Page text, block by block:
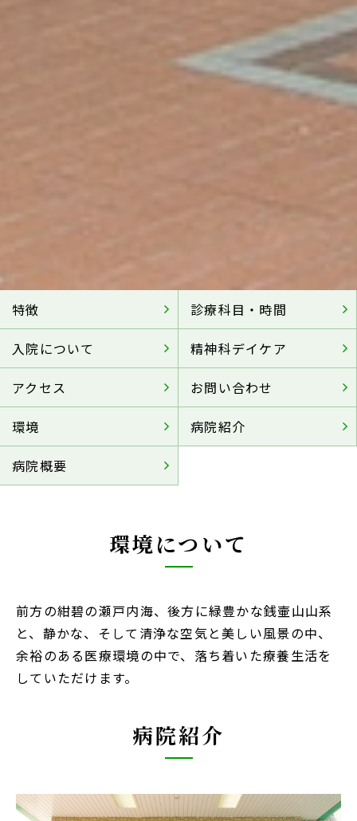
特徴 診療科目・時間
入院について 精神科デイケア
アクセス お問い合わせ
環境 病院紹介
病院概要
環境について
前方の紺碧の瀬戸内海、後方に緑豊かな銭壷山山系
と、静かな、そして清浄な空気と美しい風景の中、
余裕のある医療環境の中で、落ち着いた療養生活を
していただけます。
病院紹介